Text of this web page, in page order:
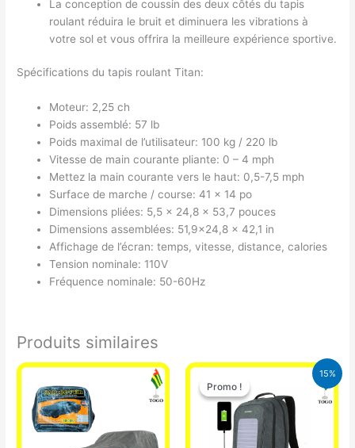
La conception de coussin des deux côtés du tapis
roulant réduira le bruit et diminuera les vibrations à
votre sol et vous offrira la meilleure expérience sportive.
Spécifications du tapis roulant Titan:
Moteur: 2,25 ch
Poids assemblé: 57 lb
Poids maximal de l’utilisateur: 100 kg / 220 lb
Vitesse de main courante pliante: 0 – 4 mph
Mettez la main courante vers le haut: 0,5-7,5 mph
Surface de marche / course: 41 x 14 po
Dimensions pliées: 5,5 x 24,8 x 53,7 pouces
Dimensions assemblées: 51,9×24,8 x 42,1 in
Affichage de l’écran: temps, vitesse, distance, calories
Tension nominale: 110V
Fréquence nominale: 50-60Hz
Produits similaires
15%
Promo !
Promo !
Le
prix
initial
était :
29.500 CFA.
Le
prix
actuel